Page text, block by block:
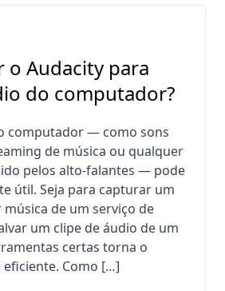
o Audacity para
do computador?
computador — como sons
de música ou qualquer
pelos alto-falantes — pode
útil. Seja para capturar um
de um serviço de
um clipe de áudio de um
certas torna o
eficiente. Como […]